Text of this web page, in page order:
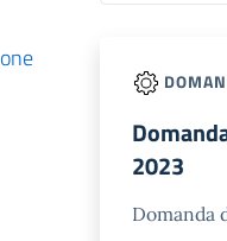
2023
Domanda